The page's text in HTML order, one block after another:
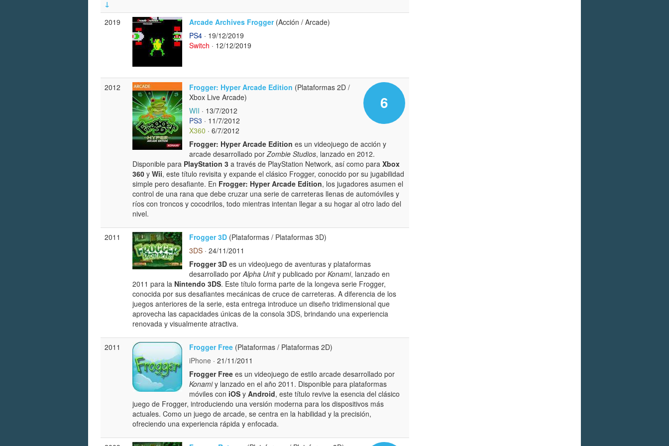
↓
2019
Arcade Archives Frogger(Acción / Arcade)
PS4 · 19/12/2019
Switch · 12/12/2019
2012
6
Frogger: Hyper Arcade Edition (Plataformas 2D /
Xbox Live Arcade)
WII · 13/7/2012
PS3 · 11/7/2012
X360 · 6/7/2012
Frogger: Hyper Arcade Edition es un videojuego de acción y
arcade desarrollado porZombie Studios, lanzado en 2012.
Disponible para PlayStation 3 a través de PlayStation Network, así como para Xbox
360 y Wii, este título revisita y expande el clásico Frogger, conocido por su jugabilidad
simple pero desafiante. En Frogger: Hyper Arcade Edition, los jugadores asumen el
control de una rana que debe cruzar una serie de carreteras llenas de automóviles y
ríos con troncos y cocodrilos, todo mientras intentan llegar a su hogar al otro lado del
nivel.
2011 Frogger 3D (Plataformas / Plataformas 3D)
3DS · 24/11/2011
Frogger 3D es un videojuego de aventuras y plataformas
desarrollado porAlpha Unity publicado por Konami, lanzado en
2011 para la Nintendo 3DS. Este título forma parte de la longeva serie Frogger,
conocida por sus desafiantes mecánicas de cruce de carreteras. A diferencia de los
juegos anteriores de la serie, esta entrega introduce un diseño tridimensional que
aprovecha las capacidades únicas de la consola 3DS, brindando una experiencia
renovada y visualmente atractiva.
2011 Frogger Free (Plataformas / Plataformas 2D)
iPhone · 21/11/2011
Frogger Free es un videojuego de estilo arcade desarrollado por
Konamiy lanzado en el año 2011. Disponible para plataformas
móviles con iOS y Android, este título revive la esencia del clásico
juego de Frogger, introduciendo una versión moderna para los dispositivos más
actuales. Como un juego de arcade, se centra en la habilidad y la precisión,
ofreciendo una experiencia rápida y enfocada.